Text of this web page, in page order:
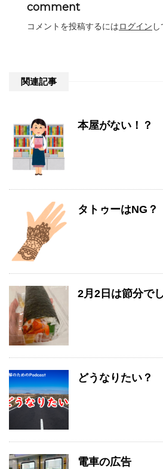
comment
コメントを投稿するにはログイン し
関連記事
本屋がない！？
タトゥーはNG？
2月2日は節分で
どうなりたい？
電車の広告